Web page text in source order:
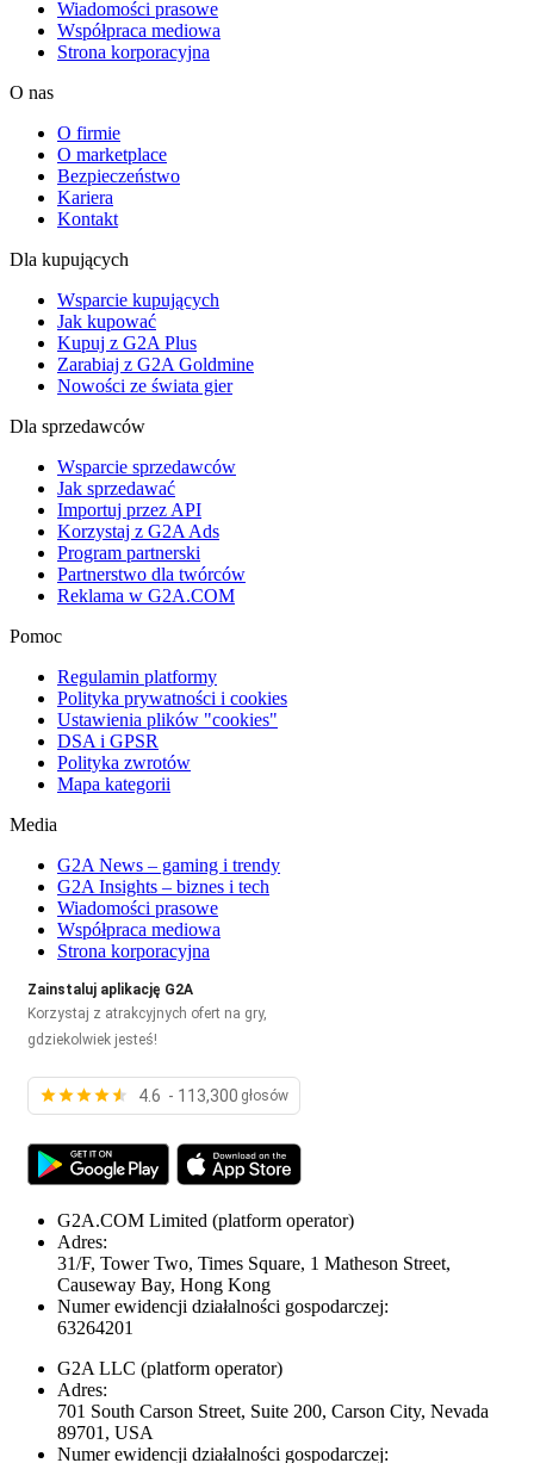
Wiadomości prasowe
Współpraca mediowa
Strona korporacyjna
O nas
O firmie
O marketplace
Bezpieczeństwo
Kariera
Kontakt
Dla kupujących
Wsparcie kupujących
Jak kupować
Kupuj z G2A Plus
Zarabiaj z G2A Goldmine
Nowości ze świata gier
Dla sprzedawców
Wsparcie sprzedawców
Jak sprzedawać
Importuj przez API
Korzystaj z G2A Ads
Program partnerski
Partnerstwo dla twórców
Reklama w G2A.COM
Pomoc
Regulamin platformy
Polityka prywatności i cookies
Ustawienia plików "cookies"
DSA i GPSR
Polityka zwrotów
Mapa kategorii
Media
G2A News – gaming i trendy
G2A Insights – biznes i tech
Wiadomości prasowe
Współpraca mediowa
Strona korporacyjna
Zainstaluj aplikację G2A
Korzystaj z atrakcyjnych ofert na gry,
gdziekolwiek jesteś!
4.6 - 113,300 głosów
G2A.COM Limited (platform operator)
Adres:
31/F, Tower Two, Times Square, 1 Matheson Street,
Causeway Bay, Hong Kong
Numer ewidencji działalności gospodarczej:
63264201
G2A LLC (platform operator)
Adres:
701 South Carson Street, Suite 200, Carson City, Nevada
89701, USA
Numer ewidencji działalności gospodarczej: